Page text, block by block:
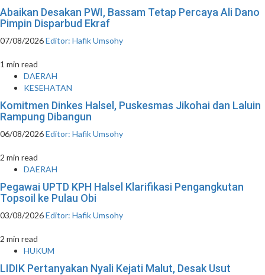
Abaikan Desakan PWI, Bassam Tetap Percaya Ali Dano
Pimpin Disparbud Ekraf
07/08/2026Editor: Hafik Umsohy
1 min read
DAERAH
KESEHATAN
Komitmen Dinkes Halsel, Puskesmas Jikohai dan Laluin
Rampung Dibangun
06/08/2026Editor: Hafik Umsohy
2 min read
DAERAH
Pegawai UPTD KPH Halsel Klarifikasi Pengangkutan
Topsoil ke Pulau Obi
03/08/2026Editor: Hafik Umsohy
2 min read
HUKUM
LIDIK Pertanyakan Nyali Kejati Malut, Desak Usut